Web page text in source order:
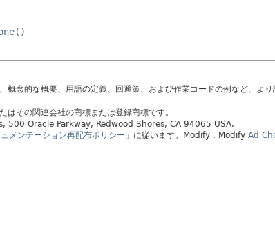
概念的な概要、用語の定義、回避策、および作業コードの例など、よ
その関連会社の商標または登録商標です。
Oracle Parkway, Redwood Shores, CA 94065 USA.
ュメンテーション再配布ポリシー」 に従います。 Modify . Modify Ad